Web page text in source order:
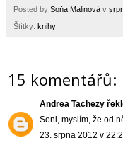
Posted by Soňa Malinová v
Štítky: knihy
15 komentářů:
Andrea Tachezy
Soni, myslím, že od
23. srpna 2012 v